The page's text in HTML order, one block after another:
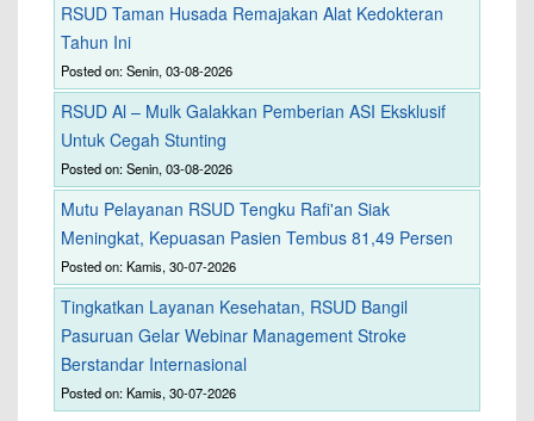
RSUD Taman Husada Remajakan Alat Kedokteran
Tahun Ini
Posted on: Senin, 03-08-2026
RSUD Al – Mulk Galakkan Pemberian ASI Eksklusif
Untuk Cegah Stunting
Posted on: Senin, 03-08-2026
Mutu Pelayanan RSUD Tengku Rafi'an Siak
Meningkat, Kepuasan Pasien Tembus 81,49 Persen
Posted on: Kamis, 30-07-2026
Tingkatkan Layanan Kesehatan, RSUD Bangil
Pasuruan Gelar Webinar Management Stroke
Berstandar Internasional
Posted on: Kamis, 30-07-2026